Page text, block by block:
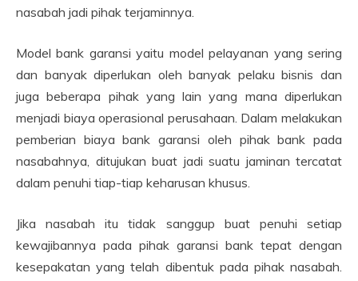
nasabah jadi pihak terjaminnya.
Model bank garansi yaitu model pelayanan yang sering
dan banyak diperlukan oleh banyak pelaku bisnis dan
juga beberapa pihak yang lain yang mana diperlukan
menjadi biaya operasional perusahaan. Dalam melakukan
pemberian biaya bank garansi oleh pihak bank pada
nasabahnya, ditujukan buat jadi suatu jaminan tercatat
dalam penuhi tiap-tiap keharusan khusus.
Jika nasabah itu tidak sanggup buat penuhi setiap
kewajibannya pada pihak garansi bank tepat dengan
kesepakatan yang telah dibentuk pada pihak nasabah.